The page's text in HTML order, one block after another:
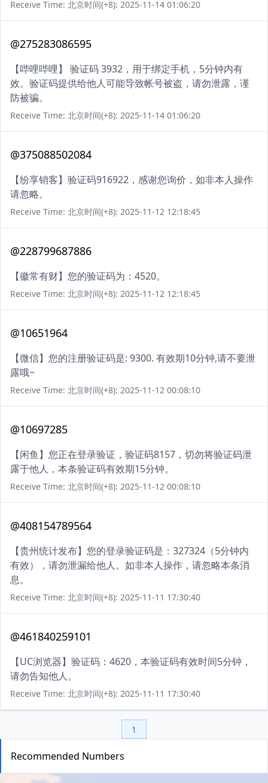
Receive Time: 北京时间(+8): 2025-11-14 01:06:20
@275283086595
【哔哩哔哩】 验证码 3932，用于绑定手机，5分钟内有
效。验证码提供给他人可能导致帐号被盗，请勿泄露，谨
防被骗。
Receive Time: 北京时间(+8): 2025-11-14 01:06:20
@375088502084
【纷享销客】验证码916922，感谢您询价，如非本人操作
请忽略。
Receive Time: 北京时间(+8): 2025-11-12 12:18:45
@228799687886
【徽常有财】您的验证码为：4520。
Receive Time: 北京时间(+8): 2025-11-12 12:18:45
@10651964
【微信】您的注册验证码是: 9300. 有效期10分钟,请不要泄
露哦~
Receive Time: 北京时间(+8): 2025-11-12 00:08:10
@10697285
【闲鱼】您正在登录验证，验证码8157，切勿将验证码泄
露于他人，本条验证码有效期15分钟。
Receive Time: 北京时间(+8): 2025-11-12 00:08:10
@408154789564
【贵州统计发布】您的登录验证码是：327324（5分钟内
有效），请勿泄漏给他人。如非本人操作，请忽略本条消
息。
Receive Time: 北京时间(+8): 2025-11-11 17:30:40
@461840259101
【UC浏览器】验证码：4620，本验证码有效时间5分钟，
请勿告知他人。
Receive Time: 北京时间(+8): 2025-11-11 17:30:40
1
Recommended Numbers